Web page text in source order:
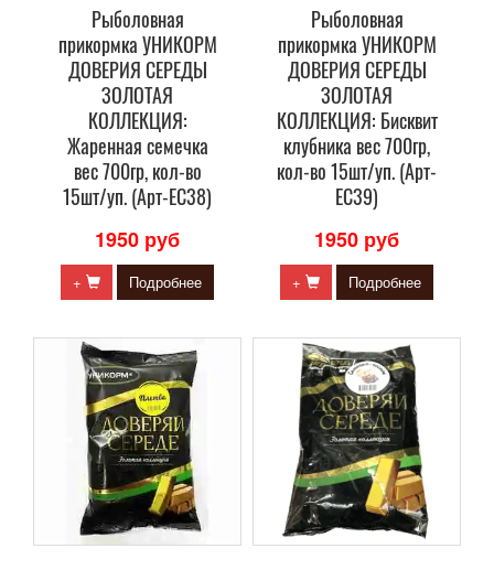
Рыболовная
прикормка УНИКОРМ
ДОВЕРИЯ СЕРЕДЫ
ЗОЛОТАЯ
КОЛЛЕКЦИЯ:
Жаренная семечка
вес 700гр, кол-во
15шт/уп. (Арт-ЕС38)
1950 руб
+ Подробнее
Рыболовная
прикормка УНИКОРМ
ДОВЕРИЯ СЕРЕДЫ
ЗОЛОТАЯ
КОЛЛЕКЦИЯ: Бисквит
клубника вес 700гр,
кол-во 15шт/уп. (Арт-
ЕС39)
1950 руб
+ Подробнее